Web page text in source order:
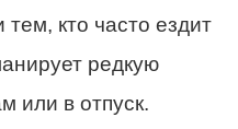
кто часто ездит
редкую
или в отпуск.